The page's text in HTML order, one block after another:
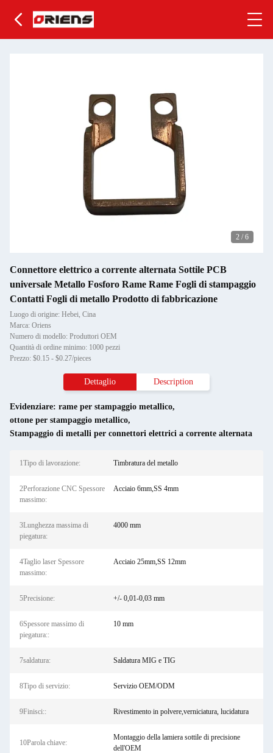
2 / 6
Connettore elettrico a corrente alternata Sottile PCB
universale Metallo Fosforo Rame Rame Fogli di stampaggio
Contatti Fogli di metallo Prodotto di fabbricazione
Luogo di origine: Hebei, Cina
Marca: Oriens
Numero di modello: Produttori OEM
Quantità di ordine minimo: 1000 pezzi
Prezzo: $0.15 - $0.27/pieces
Dettaglio Description
Evidenziare: rame per stampaggio metallico,
ottone per stampaggio metallico,
Stampaggio di metalli per connettori elettrici a corrente alternata
1Tipo di lavorazione: Timbratura del metallo
2Perforazione CNC Spessore
massimo:
Acciaio 6mm,SS 4mm
3Lunghezza massima di
piegatura:
4000 mm
4Taglio laser Spessore
massimo:
Acciaio 25mm,SS 12mm
5Precisione: +/- 0,01-0,03 mm
6Spessore massimo di
piegatura::
10 mm
7saldatura: Saldatura MIG e TIG
8Tipo di servizio: Servizio OEM/ODM
9Finisci:: Rivestimento in polvere,verniciatura, lucidatura
10Parola chiave:
Montaggio della lamiera sottile di precisione
dell'OEM